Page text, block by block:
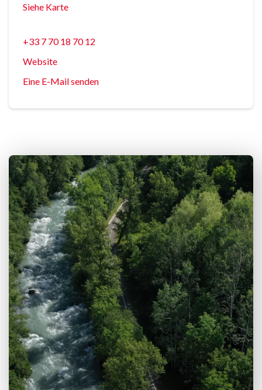
Siehe Karte
+33 7 70 18 70 12
Website
Eine E-Mail senden